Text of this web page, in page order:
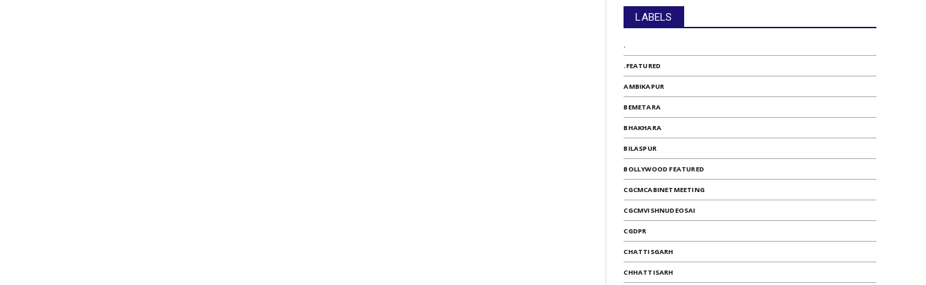
LABELS
.
.FEATURED
AMBIKAPUR
BEMETARA
BHAKHARA
BILASPUR
BOLLYWOOD FEATURED
CGCMCABINETMEETING
CGCMVISHNUDEOSAI
CGDPR
CHATTISGARH
CHHATTISARH